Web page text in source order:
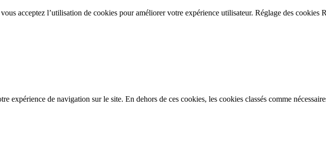
acceptez l’utilisation de cookies pour améliorer votre expérience utilisateur. Réglage des cookies
expérience de navigation sur le site. En dehors de ces cookies, les cookies classés comme